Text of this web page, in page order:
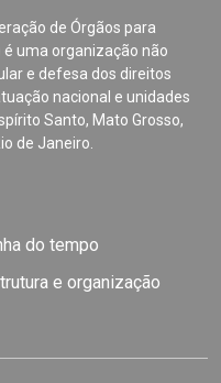
de Órgãos para
uma organização não
e defesa dos direitos
nacional e unidades
Santo, Mato Grosso,
de Janeiro.
do tempo
e organização